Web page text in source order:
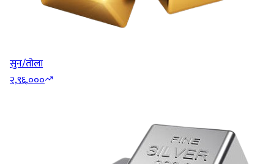
सुन/तोला
२,९६,०००